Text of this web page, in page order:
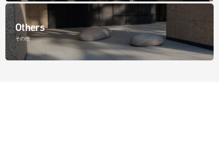
Others
その他